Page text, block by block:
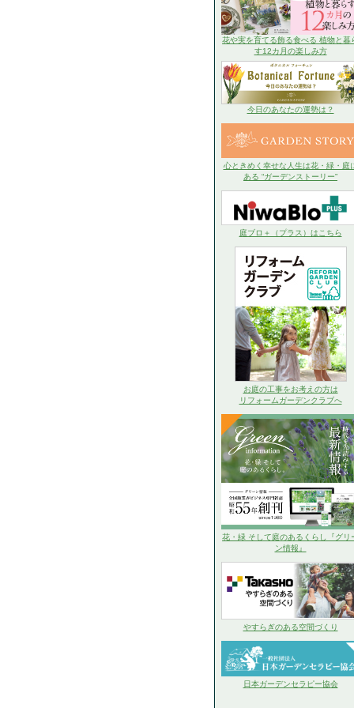
花や実を育てる飾る食べる 植物と暮
す12カ月の楽しみ方
今日のあなたの運勢は？
心ときめく幸せな人生は花・緑・庭
ある “ガーデンストーリー”
庭ブロ＋（プラス）はこちら
お庭の工事をお考えの方は
リフォームガーデンクラブへ
花・緑 そして庭のあるくらし『グリ
ン情報』
やすらぎのある空間づくり
日本ガーデンセラピー協会